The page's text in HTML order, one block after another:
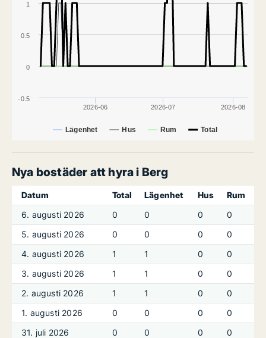
Lägenhet Hus Rum Total
2026-06 2026-07 2026-08
-0.5
0
0.5
1
Nya bostäder att hyra i Berg
Datum Total Lägenhet Hus
Rum
6. augusti 2026
0 0 0
0
5. augusti 2026
0 0 0
0
4. augusti 2026
1 1 0
0
3. augusti 2026
1 1 0
0
2. augusti 2026
1 1 0
0
1. augusti 2026
0 0 0
0
31. juli 2026
0 0 0
0